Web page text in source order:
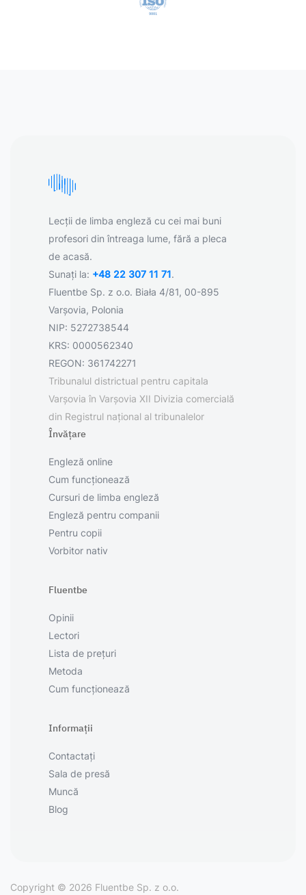
Lecții de limba engleză cu cei mai buni
profesori din întreaga lume, fără a pleca
de acasă.
Sunați la: +48 22 307 11 71.
Fluentbe Sp. z o.o. Biała 4/81, 00-895
Varșovia, Polonia
NIP: 5272738544
KRS: 0000562340
REGON: 361742271
Tribunalul districtual pentru capitala
Varșovia în Varșovia XII Divizia comercială
din Registrul național al tribunalelor
Învățare
Engleză online
Cum funcționează
Cursuri de limba engleză
Engleză pentru companii
Pentru copii
Vorbitor nativ
Fluentbe
Opinii
Lectori
Lista de prețuri
Metoda
Cum funcționează
Informații
Contactați
Sala de presă
Muncă
Blog
Copyright © 2026 Fluentbe Sp. z o.o.